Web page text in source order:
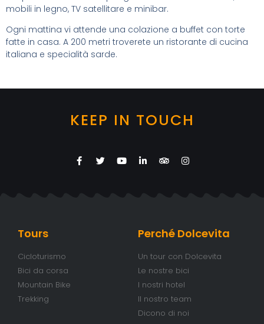
mobili in legno, TV satellitare e minibar.
Ogni mattina vi attende una colazione a buffet con torte
fatte in casa. A 200 metri troverete un ristorante di cucina
italiana e specialità sarde.
KEEP IN TOUCH
Tours
Cicloturismo
Bici da corsa
Mountain Bike
Trekking
Perché Dolcevita
Un tour con Dolcevita
Le nostre bici
I nostri hotel
Il nostro team
Dicono di noi